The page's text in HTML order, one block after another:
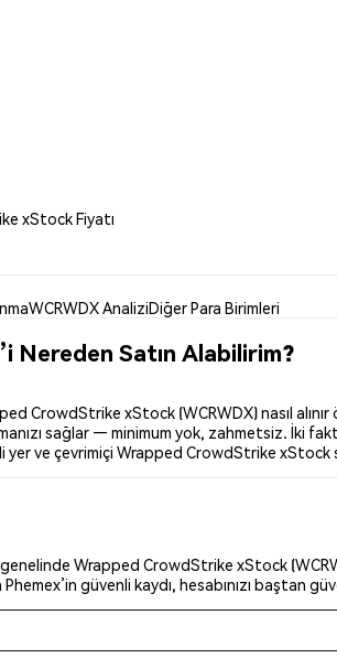
xStock Fiyatı
WCRWDX AnaliziDiğer Para Birimleri
Nereden Satın Alabilirim?
CrowdStrike xStock (WCRWDX) nasıl
sağlar — minimum yok, zahmetsiz. İki
ve çevrimiçi Wrapped CrowdStrike xStock
Wrapped CrowdStrike xStock
güvenli kaydı, hesabınızı baştan